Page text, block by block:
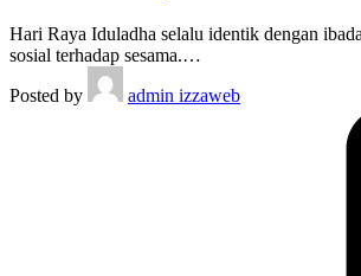
Hari Raya Iduladha selalu identik dengan
sosial terhadap sesama.…
Posted by
admin izzaweb